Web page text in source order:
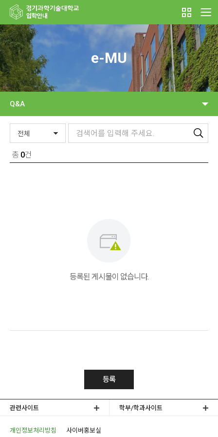
e-MU
Q&A
총 0건
등록된 게시물이 없습니다.
등록
관련사이트 학부/학과사이트
개인정보처리방침 사이버홍보실